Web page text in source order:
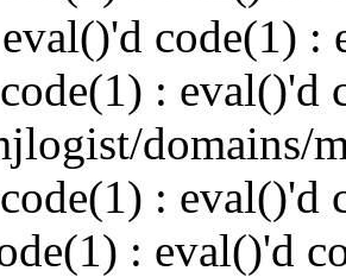
code(1) :
: eval()'d
domains/
: eval()'d
: eval()'d